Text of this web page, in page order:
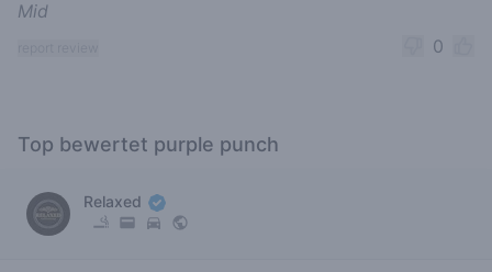
Mid
0
Top bewertet purple punch
Relaxed